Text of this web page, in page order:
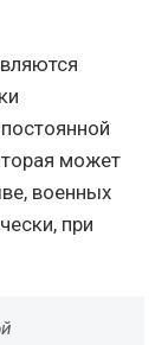
может
военных
при